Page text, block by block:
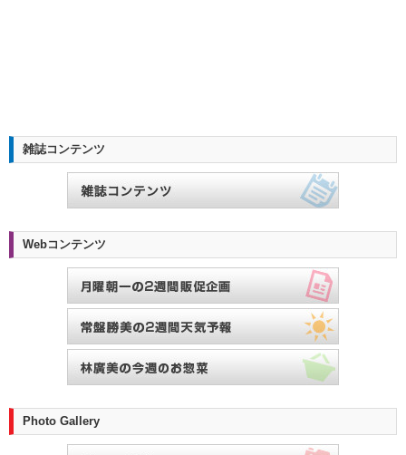
雑誌コンテンツ
Webコンテンツ
Photo Gallery